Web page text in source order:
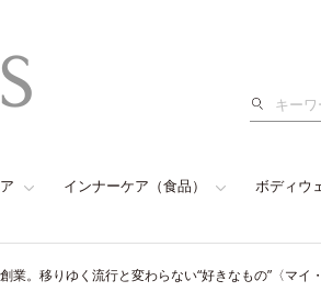
検
インナーケア（食品） ボディウ
。移りゆく流行と変わらない“好きなもの”〈マイ